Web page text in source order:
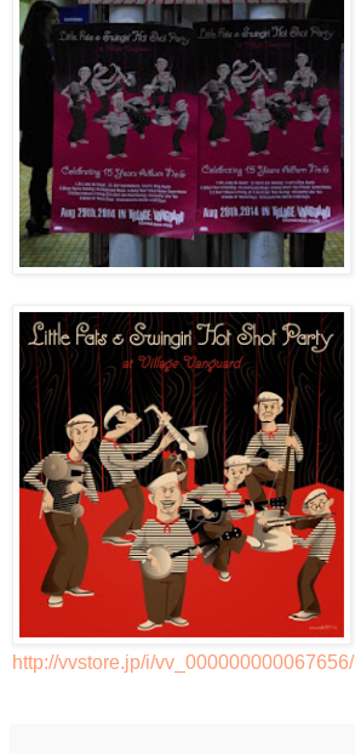
http://vvstore.jp/i/vv_000000000067656/